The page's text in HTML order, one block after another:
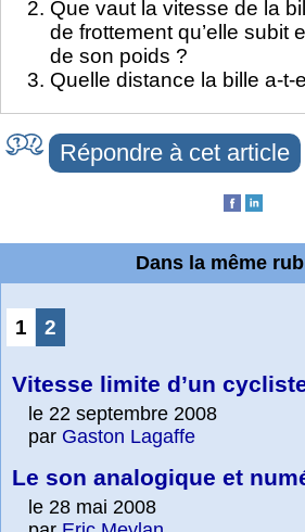
Que vaut la vitesse de la
de frottement qu’elle subit
de son poids ?
Quelle distance la bille a-t-
Répondre à cet article
Dans la même
1 2
Vitesse limite d’un
le 22 septembre 2008
par Gaston Lagaffe
Le son analogique et
le 28 mai 2008